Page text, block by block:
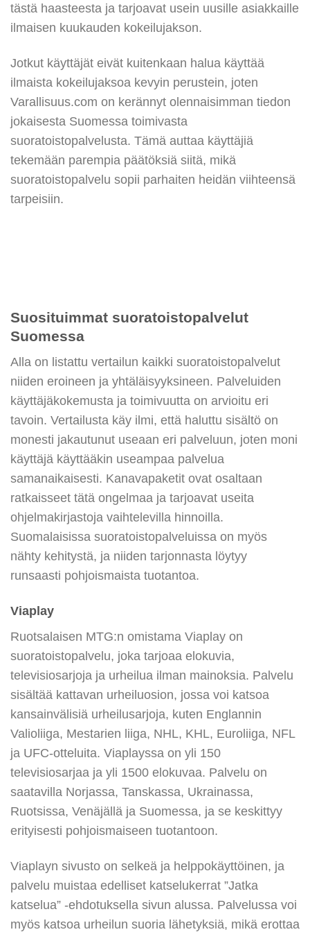
tästä haasteesta ja tarjoavat usein uusille asiakkaille
ilmaisen kuukauden kokeilujakson.
Jotkut käyttäjät eivät kuitenkaan halua käyttää
ilmaista kokeilujaksoa kevyin perustein, joten
Varallisuus.com on kerännyt olennaisimman tiedon
jokaisesta Suomessa toimivasta
suoratoistopalvelusta. Tämä auttaa käyttäjiä
tekemään parempia päätöksiä siitä, mikä
suoratoistopalvelu sopii parhaiten heidän viihteensä
tarpeisiin.
Suosituimmat suoratoistopalvelut
Suomessa
Alla on listattu vertailun kaikki suoratoistopalvelut
niiden eroineen ja yhtäläisyyksineen. Palveluiden
käyttäjäkokemusta ja toimivuutta on arvioitu eri
tavoin. Vertailusta käy ilmi, että haluttu sisältö on
monesti jakautunut useaan eri palveluun, joten moni
käyttäjä käyttääkin useampaa palvelua
samanaikaisesti. Kanavapaketit ovat osaltaan
ratkaisseet tätä ongelmaa ja tarjoavat useita
ohjelmakirjastoja vaihtelevilla hinnoilla.
Suomalaisissa suoratoistopalveluissa on myös
nähty kehitystä, ja niiden tarjonnasta löytyy
runsaasti pohjoismaista tuotantoa.
Viaplay
Ruotsalaisen MTG:n omistama Viaplay on
suoratoistopalvelu, joka tarjoaa elokuvia,
televisiosarjoja ja urheilua ilman mainoksia. Palvelu
sisältää kattavan urheiluosion, jossa voi katsoa
kansainvälisiä urheilusarjoja, kuten Englannin
Valioliiga, Mestarien liiga, NHL, KHL, Euroliiga, NFL
ja UFC-otteluita. Viaplayssa on yli 150
televisiosarjaa ja yli 1500 elokuvaa. Palvelu on
saatavilla Norjassa, Tanskassa, Ukrainassa,
Ruotsissa, Venäjällä ja Suomessa, ja se keskittyy
erityisesti pohjoismaiseen tuotantoon.
Viaplayn sivusto on selkeä ja helppokäyttöinen, ja
palvelu muistaa edelliset katselukerrat ”Jatka
katselua” -ehdotuksella sivun alussa. Palvelussa voi
myös katsoa urheilun suoria lähetyksiä, mikä erottaa